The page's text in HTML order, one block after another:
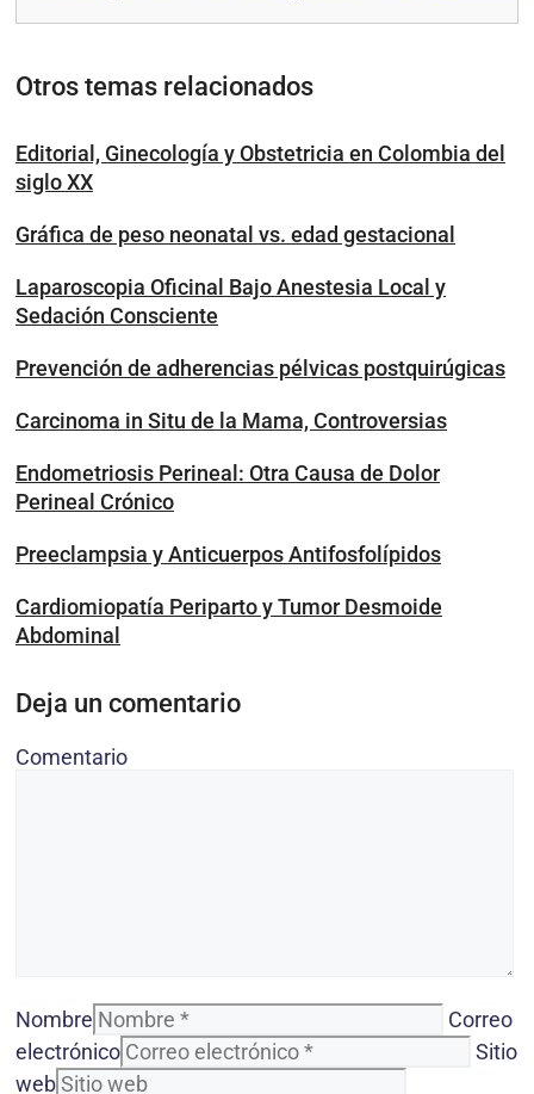
Otros temas relacionados
Editorial, Ginecología y Obstetricia en Colombia del
siglo XX
Gráfica de peso neonatal vs. edad gestacional
Laparoscopia Oficinal Bajo Anestesia Local y
Sedación Consciente
Prevención de adherencias pélvicas postquirúgicas
Carcinoma in Situ de la Mama, Controversias
Endometriosis Perineal: Otra Causa de Dolor
Perineal Crónico
Preeclampsia y Anticuerpos Antifosfolípidos
Cardiomiopatía Periparto y Tumor Desmoide
Abdominal
Deja un comentario
Comentario
Nombre
Correo
electrónico
Sitio
web